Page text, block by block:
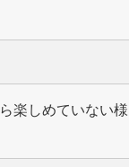
楽しめていない様